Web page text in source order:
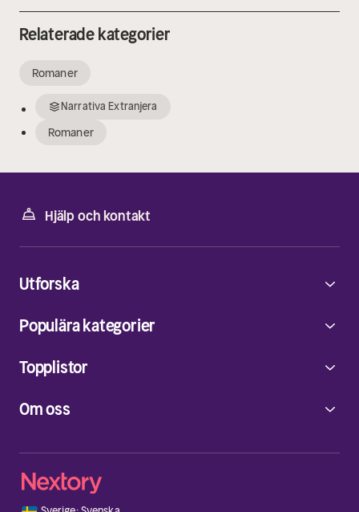
Relaterade kategorier
Romaner
Narrativa Extranjera
Romaner
Hjälp och kontakt
Om oss
Utforska
Populära kategorier
Topplistor